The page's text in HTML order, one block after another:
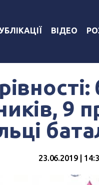
ВІДЕО
9
23.06.2019 |